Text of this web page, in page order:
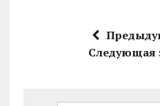
Следующая